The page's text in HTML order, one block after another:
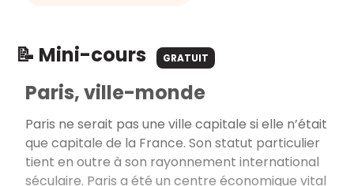
📝 Mini-cours GRATUIT
Paris, ville-monde
Paris ne serait pas une ville capitale si elle n’était
que capitale de la France. Son statut particulier
tient en outre à son rayonnement international
séculaire. Paris a été un centre économique vital